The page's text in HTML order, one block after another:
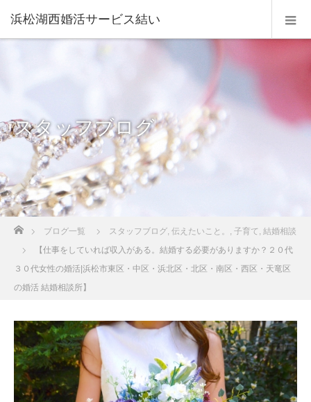
浜松湖西婚活サービス結い
スタッフブログ
ブログ一覧 スタッフブログ, 伝えたいこと。 , 子育て , 結婚相談
【仕事をしていれば収入がある。結婚する必要がありますか？２０代
３０代女性の婚活|浜松市東区・中区・浜北区・北区・南区・西区・天竜区
の婚活 結婚相談所】